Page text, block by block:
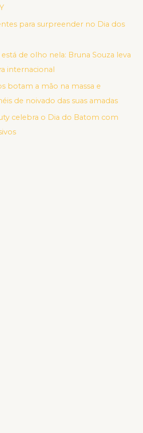
para surpreender no Dia dos
de olho nela: Bruna Souza leva
internacional
botam a mão na massa e
de noivado das suas amadas
celebra o Dia do Batom com